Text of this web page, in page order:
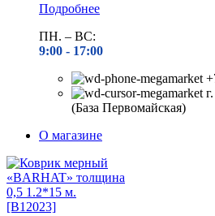
Подробнее
ПН. – ВС:
9:00 - 17:00
(База Первомайская)
О магазине